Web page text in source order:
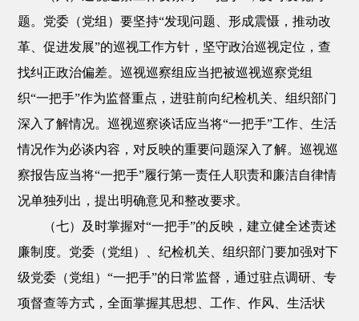
题。党委（党组）要坚持“发现问题、形成震慑，推动改
革、促进发展”的巡视工作方针，坚守政治巡视定位，查
找纠正政治偏差。巡视巡察组应当把被巡视巡察党组
织“一把手”作为监督重点，进驻前向纪检机关、组织部门
深入了解情况。巡视巡察谈话应当将“一把手”工作、生活
情况作为必谈内容，对反映的重要问题深入了解。巡视巡
察报告应当将“一把手”履行第一责任人职责和廉洁自律情
况单独列出，提出明确意见和整改要求。
（七）及时掌握对“一把手”的反映，建立健全述责述
廉制度。党委（党组）、纪检机关、组织部门要加强对下
级党委（党组）“一把手”的日常监督，通过驻点调研、专
项督查等方式，全面掌握其思想、工作、作风、生活状